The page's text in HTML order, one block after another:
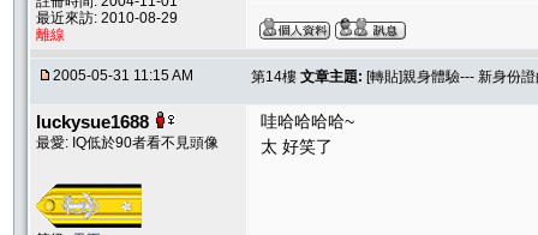
最近來訪: 2010-08-29
離線
2005-05-31 11:15 AM 第14樓 文章主題: [轉貼]親身體驗--- 新身份
luckysue1688
最愛: IQ低於90者看不見頭像
哇哈哈哈哈~
太 好笑了